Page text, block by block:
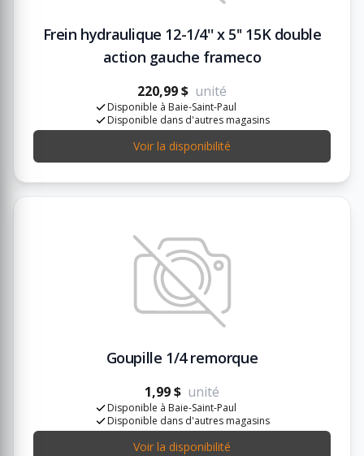
Frein hydraulique 12-1/4'' x 5'' 15K double
action gauche frameco
220,99 $ unité
Disponible à Baie-Saint-Paul
Disponible dans d'autres magasins
Voir la disponibilité
Goupille 1/4 remorque
1,99 $ unité
Disponible à Baie-Saint-Paul
Disponible dans d'autres magasins
Voir la disponibilité